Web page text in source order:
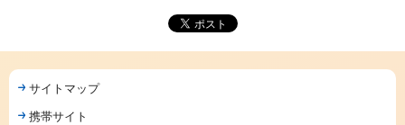
サイトマップ
携帯サイト